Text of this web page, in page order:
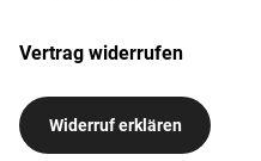
Vertrag widerrufen
Widerruf erklären